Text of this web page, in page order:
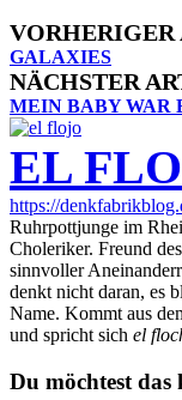
GALAXIES
NÄCHSTER
MEIN BABY WAR
EL
https://
Ruhrpottjunge im
Choleriker. Freund
sinnvoller
denkt nicht daran, es
Name. Kommt aus
und spricht sich el
Du möchtest